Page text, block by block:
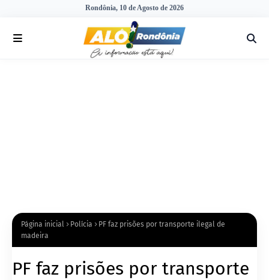
Rondônia, 10 de Agosto de 2026
Página inicial Polícia
PF faz prisões por transporte ilegal de
madeira
PF faz prisões por transporte